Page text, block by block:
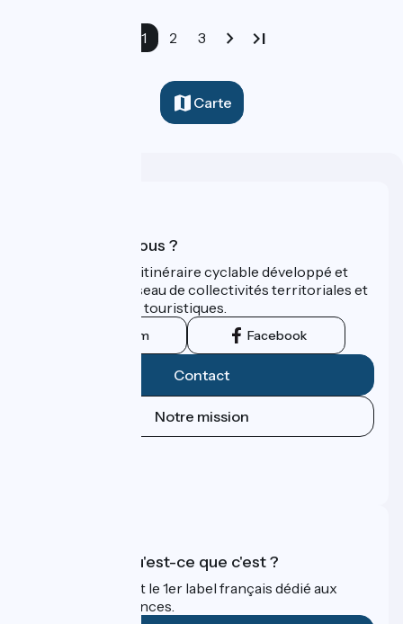
1 2 3
Carte
Qui sommes-nous ?
ViaRhôna est un itinéraire cyclable développé et
promu par un réseau de collectivités territoriales et
leurs institutions touristiques.
Instagram Facebook
Contact
Notre mission
Accueil Vélo qu'est-ce que c'est ?
Accueil Vélo c'est le 1er label français dédié aux
cyclistes en vacances.